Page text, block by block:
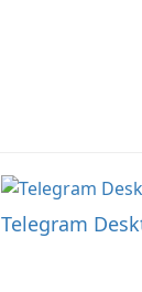
Telegram